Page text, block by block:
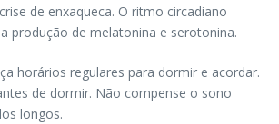
de enxaqueca. O ritmo circadiano
produção de melatonina e serotonina.
horários regulares para dormir e acordar.
de dormir. Não compense o sono
longos.